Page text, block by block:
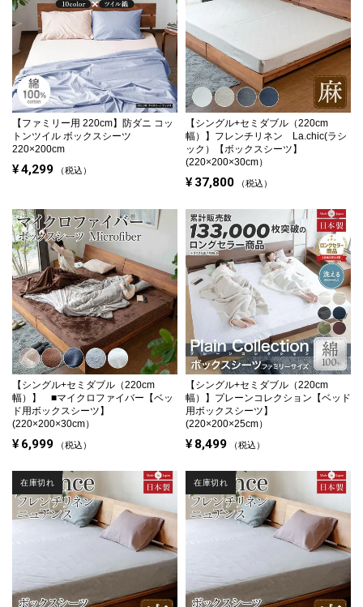
【ファミリー用 220cm】 防ダニ コッ
トンツイル ボックスシーツ
220×200cm
¥4,299 税込
【シングル+セミダブル（220cm
幅）】 フレンチリネン La.chic(ラシ
ック）【ボックスシーツ】
(220×200×30cm）
¥ 37,800 税込
【シングル+セミダブル（220cm
幅）】 ■マイクロファイバー【ベッ
ド用ボックスシーツ】
(220×200×30cm）
¥ 6,999 税込
【シングル+セミダブル（220cm
幅）】 プレーンコレクション【ベッド
用ボックスシーツ】
(220×200×25cm）
¥ 8,499 税込
在庫切れ 在庫切れ